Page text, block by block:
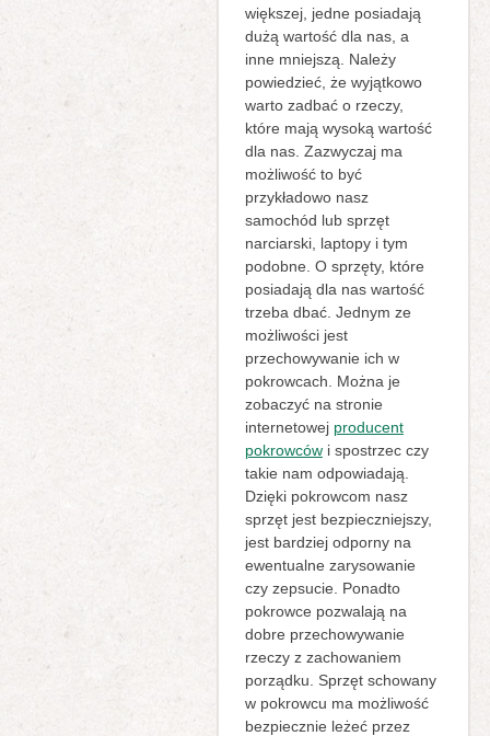
większej, jedne posiadają
dużą wartość dla nas, a
inne mniejszą. Należy
powiedzieć, że wyjątkowo
warto zadbać o rzeczy,
które mają wysoką wartość
dla nas. Zazwyczaj ma
możliwość to być
przykładowo nasz
samochód lub sprzęt
narciarski, laptopy i tym
podobne. O sprzęty, które
posiadają dla nas wartość
trzeba dbać. Jednym ze
możliwości jest
przechowywanie ich w
pokrowcach. Można je
zobaczyć na stronie
internetowej producent
pokrowcówi spostrzec czy
takie nam odpowiadają.
Dzięki pokrowcom nasz
sprzęt jest bezpieczniejszy,
jest bardziej odporny na
ewentualne zarysowanie
czy zepsucie. Ponadto
pokrowce pozwalają na
dobre przechowywanie
rzeczy z zachowaniem
porządku. Sprzęt schowany
w pokrowcu ma możliwość
bezpiecznie leżeć przez